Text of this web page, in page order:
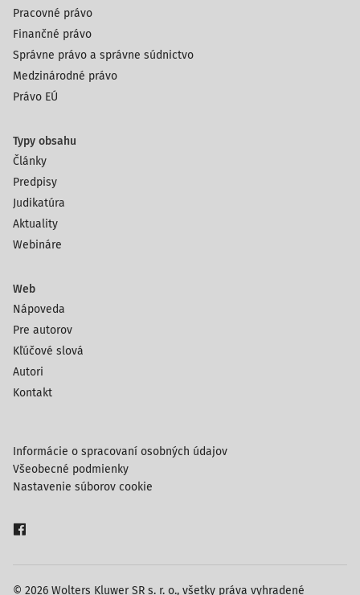
Pracovné právo
Finančné právo
Správne právo a správne súdnictvo
Medzinárodné právo
Právo EÚ
Typy obsahu
Články
Predpisy
Judikatúra
Aktuality
Webináre
Web
Nápoveda
Pre autorov
Kľúčové slová
Autori
Kontakt
© 2026 Wolters Kluwer SR s. r. o., všetky práva vyhradené
Informácie o spracovaní osobných údajov
Všeobecné podmienky
Nastavenie súborov cookie